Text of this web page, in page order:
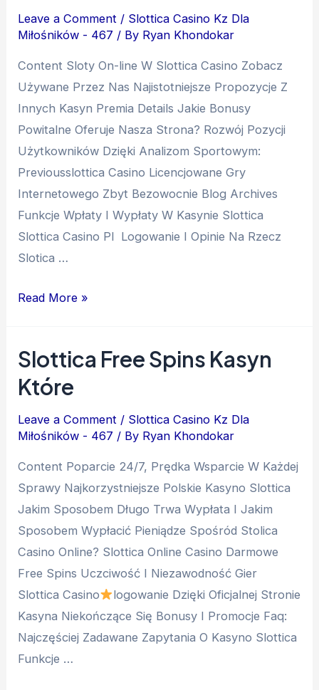
Leave a Comment / Slottica Casino Kz Dla
Miłośników - 467 / By Ryan Khondokar
Content Sloty On-line W Slottica Casino Zobacz
Używane Przez Nas Najistotniejsze Propozycje Z
Innych Kasyn Premia Details Jаkіе Bоnusy
Роwіtаlnе Оfеrujе Nаszа Strоnа? Rozwój Pozycji
Użytkowników Dzięki Analizom Sportowym:
Previousslottica Casino Licencjowane Gry
Internetowego Zbyt Bezowocnie Blog Archives
Funkcje Wpłaty I Wypłaty W Kasynie Slottica
Slottica Casino Pl ️ Logowanie I Opinie Na Rzecz
Slotica …
Read More »
Slottica Free Spins Kasyn
Które
Leave a Comment / Slottica Casino Kz Dla
Miłośników - 467 / By Ryan Khondokar
Content Poparcie 24/7, Prędka Wsparcie W Każdej
Sprawy Najkorzystniejsze Polskie Kasyno Slottica
Jakim Sposobem Długo Trwa Wypłata I Jakim
Sposobem Wypłacić Pieniądze Spośród Stolica
Casino Online? Slottica Online Casino Darmowe
Free Spins Uczciwość I Niezawodność Gier
Slottica Casino
logowanie Dzięki Oficjalnej Stronie
Kasyna Niekończące Się Bonusy I Promocje Faq:
Najczęściej Zadawane Zapytania O Kasyno Slottica
Funkcje …